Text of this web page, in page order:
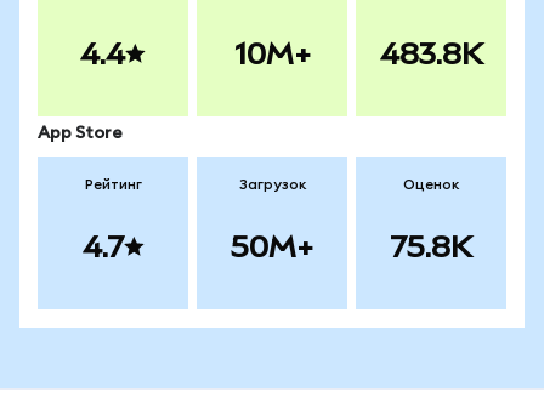
4.4 10M+ 483.8K
App Store
Рейтинг
4.7
Загрузок
50M+
Оценок
75.8K